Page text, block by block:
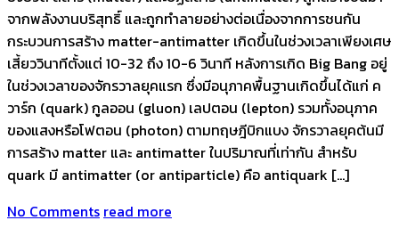
จากพลังงานบริสุทธิ์ และถูกทำลายอย่างต่อเนื่องจากการชนกัน
กระบวนการสร้าง matter-antimatter เกิดขึ้นในช่วงเวลาเพียงเศษ
เสี้ยววินาทีตั้งแต่ 10-32 ถึง 10-6 วินาที หลังการเกิด Big Bang อยู่
ในช่วงเวลาของจักรวาลยุคแรก ซึ่งมีอนุภาคพื้นฐานเกิดขึ้นได้แก่ ค
วาร์ก (quark) กูลออน (gluon) เลปตอน (lepton) รวมทั้งอนุภาค
ของแสงหรือโฟตอน (photon) ตามทฤษฎีบิกแบง จักรวาลยุคต้นมี
การสร้าง matter และ antimatter ในปริมาณที่เท่ากัน สำหรับ
quark มี antimatter (or antiparticle) คือ antiquark […]
No Comments read more